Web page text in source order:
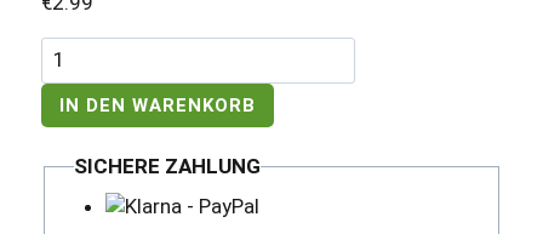
Sió
Aprikosensaft
1L
Menge
IN DEN WARENKORB
SICHERE ZAHLUNG